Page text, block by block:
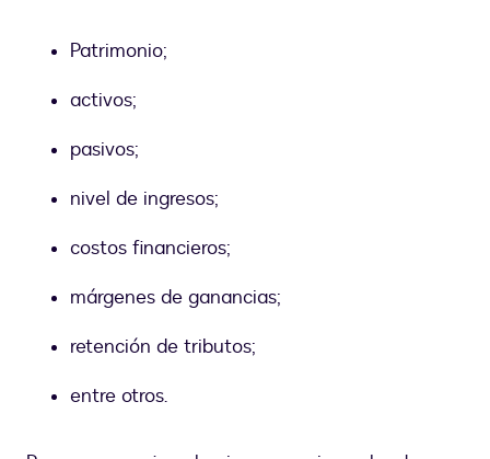
Patrimonio;
activos;
pasivos;
nivel de ingresos;
costos financieros;
márgenes de ganancias;
retención de tributos;
entre otros.